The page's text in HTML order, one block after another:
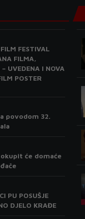
FESTIVAL
FILMA,
UVEDENA I NOVA
POSTER
povodom 32.
će domaće
PU POSUŠJE
DJELO KRAĐE